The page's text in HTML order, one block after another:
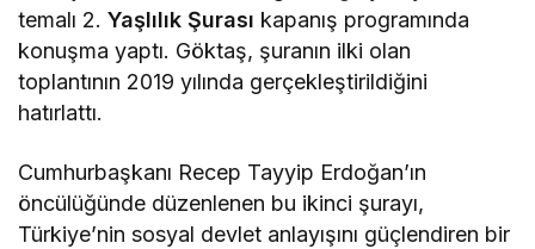
temalı 2.Yaşlılık Şurası kapanış programında
konuşma yaptı. Göktaş, şuranın ilki olan
toplantının 2019 yılında gerçekleştirildiğini
hatırlattı.
Cumhurbaşkanı Recep Tayyip Erdoğan’ın
öncülüğünde düzenlenen bu ikinci şurayı,
Türkiye’nin sosyal devlet anlayışını güçlendiren bir